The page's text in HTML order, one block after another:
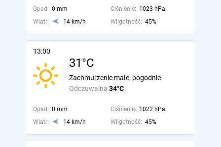
Opad: 0 mm Ciśnienie: 1023 hPa
Wiatr:
14 km/h Wilgotność: 45%
13:00
31°C
Odczuwalna 34°C
Zachmurzenie małe, pogodnie
Opad: 0 mm Ciśnienie: 1022 hPa
Wiatr:
14 km/h Wilgotność: 45%